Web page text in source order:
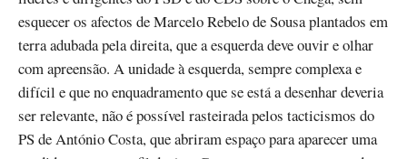
esquecer os afectos de Marcelo Rebelo de Sousa plantados em
terra adubada pela direita, que a esquerda deve ouvir e olhar
com apreensão. A unidade à esquerda, sempre complexa e
difícil e que no enquadramento que se está a desenhar deveria
ser relevante, não é possível rasteirada pelos tacticismos do
PS de António Costa, que abriram espaço para aparecer uma